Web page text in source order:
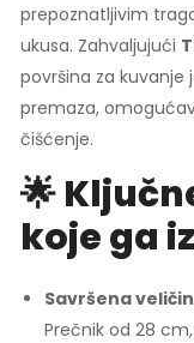
prepoznatljivim
ukusa. Zahvaljujući
površina za kuvanje
premaza,
čišćenje.
🌟
koje ga
Savršena
Prečnik od 28